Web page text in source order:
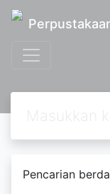
Pencarian
Ditapis